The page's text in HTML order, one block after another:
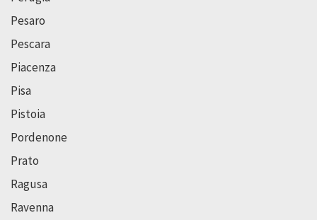
Pesaro
Pescara
Piacenza
Pisa
Pistoia
Pordenone
Prato
Ragusa
Ravenna